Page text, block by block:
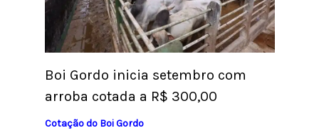
Boi Gordo inicia setembro com
arroba cotada a R$ 300,00
Cotação do Boi Gordo